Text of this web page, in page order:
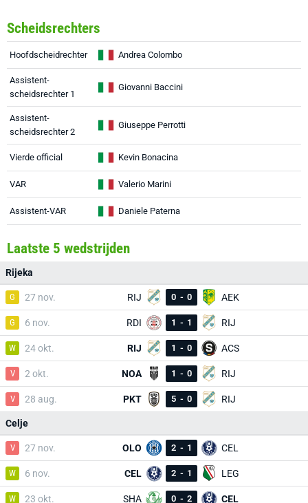
Scheidsrechters
Hoofdscheidrechter Andrea Colombo
Assistent-
scheidsrechter 1
Giovanni Baccini
Assistent-
scheidsrechter 2
Giuseppe Perrotti
Vierde official Kevin Bonacina
VAR Valerio Marini
Assistent-VAR Daniele Paterna
Laatste 5 wedstrijden
Rijeka
G 27 nov. RIJ 0 - 0 AEK
G 6 nov. RDI 1 - 1 RIJ
W 24 okt. RIJ 1 - 0 ACS
V 2 okt. NOA 1 - 0 RIJ
V 28 aug. PKT 5 - 0 RIJ
Celje
V 27 nov. OLO 2 - 1 CEL
W 6 nov. CEL 2 - 1 LEG
W 23 okt. SHA 0 - 2 CEL